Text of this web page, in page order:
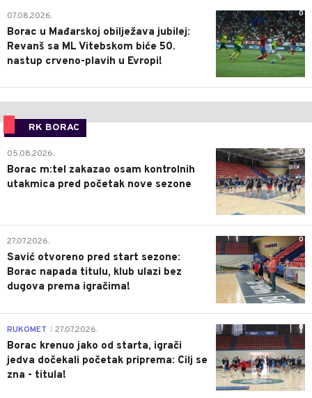
0
07.08.2026.
Borac u Mađarskoj obilježava jubilej:
Revanš sa ML Vitebskom biće 50.
nastup crveno-plavih u Evropi!
RK BORAC
0
05.08.2026.
Borac m:tel zakazao osam kontrolnih
utakmica pred početak nove sezone
0
27.07.2026.
Savić otvoreno pred start sezone:
Borac napada titulu, klub ulazi bez
dugova prema igračima!
0
RUKOMET 27.07.2026.
Borac krenuo jako od starta, igrači
jedva dočekali početak priprema: Cilj se
zna - titula!